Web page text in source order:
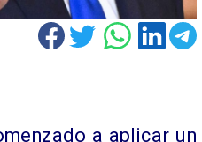
a aplicar un